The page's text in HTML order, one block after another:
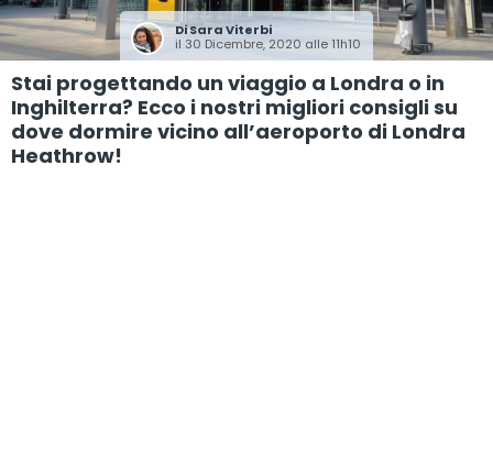
DiSara Viterbi
il 30 Dicembre, 2020 alle 11h10
Stai progettando un viaggio a Londra o in
Inghilterra? Ecco i nostri migliori consigli su
dove dormire vicino all’aeroporto di Londra
Heathrow!